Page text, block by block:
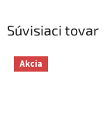
Súvisiaci tovar
Akcia